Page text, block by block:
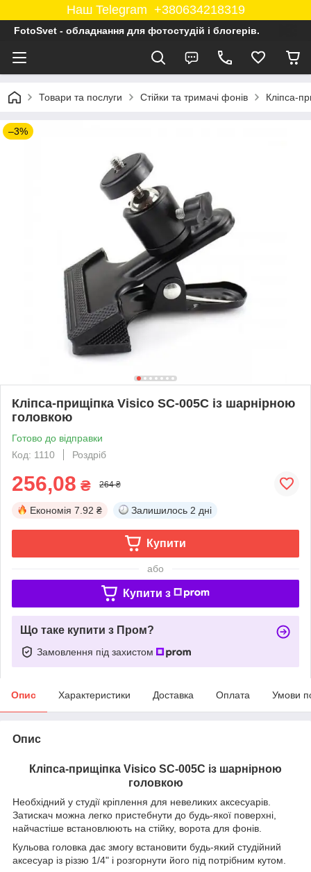
Наш Telegram +380634218319
FotoSvet - обладнання для фотостудій і блогерів.
Товари та послуги Стійки та тримачі фонів Кліпса-
–3%
Кліпса-прищіпка Visico SC-005C із шарнірною
головкою
Готово до відправки
Код: 1110
Роздріб
256,08 ₴ 264 ₴
Економія 7.92 ₴ Залишилось 2 дні
Купити
або
Купити з
Що таке купити з Пром?
Замовлення під захистом
Опис Характеристики Доставка Оплата Умови
Опис
Кліпса-прищіпка Visico SC-005C із шарнірною
головкою
Необхідний у студії кріплення для невеликих аксесуарів.
Затискач можна легко пристебнути до будь-якої поверхні,
найчастіше встановлюють на стійку, ворота для фонів.
Кульова головка дає змогу встановити будь-який студійний
аксесуар із різзю 1/4" і розгорнути його під потрібним кутом.